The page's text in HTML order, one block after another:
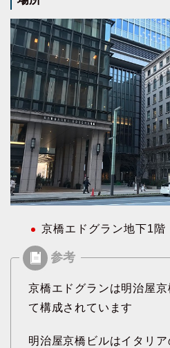
京橋エドグラン地下1階
京橋エドグランは明治屋
て構成されています
明治屋京橋ビルはイタリ